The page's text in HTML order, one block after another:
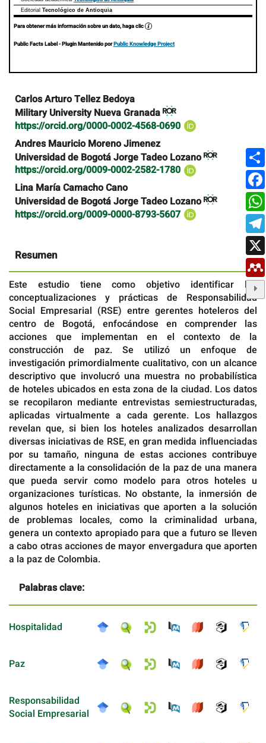
Editorial Tecnológico de Antioquia
Para obtener más información sobre un dato, haga clic
Public Facts Label- Plugin Mantenido porPublic Knowledge Project
Contenido
principal
del
artículo
Carlos Arturo Tellez Bedoya
Military University Nueva Granada
https://orcid.org/0000-0002-4568-0690
Andres Mauricio Moreno Jimenez
Universidad de Bogotá Jorge Tadeo Lozano
https://orcid.org/0009-0002-2582-1780
Lina María Camacho Cano
Universidad de Bogotá Jorge Tadeo Lozano
https://orcid.org/0009-0000-8793-5607
Resumen
Este estudio tiene como objetivo identificar las
conceptualizaciones y prácticas de Responsabilidad
Social Empresarial (RSE) entre gerentes hoteleros del
centro de Bogotá, enfocándose en comprender las
acciones que implementan en el contexto de la
construcción de paz. Se utilizó un enfoque de
investigación primordialmente cualitativo, con un alcance
descriptivo que involucró una muestra no probabilística
de hoteles ubicados en esta zona de la ciudad. Los datos
se recopilaron mediante entrevistas semiestructuradas,
aplicadas virtualmente a cada gerente. Los hallazgos
revelan que, si bien los hoteles analizados desarrollan
diversas iniciativas de RSE, en gran medida influenciadas
por su tamaño, ninguna de estas acciones contribuye
directamente a la consolidación de la paz de una manera
que pueda servir como modelo para otros hoteles u
organizaciones turísticas. No obstante, la inmersión de
algunos hoteles en iniciativas que aporten a la solución
de problemas locales, como la criminalidad urbana,
genera un contexto apropiado para que a futuro se lleven
a cabo otras acciones de mayor envergadura que aporten
a la paz de Colombia.
Palabras clave:
Hospitalidad
Paz
Responsabilidad
Social Empresarial